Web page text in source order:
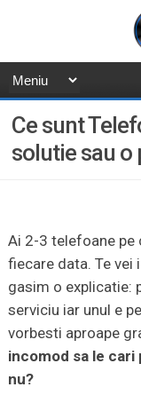
Ce sunt
solutie sau o
Ai 2-3 telefoane pe
fiecare data. Te vei
gasim o explicatie:
serviciu iar unul e
vorbesti aproape
incomod sa le
nu?